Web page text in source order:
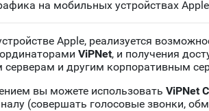
на мобильных устройствах
Apple, реализуется
ViPNet, и получения
серверам и другим корпоративным
вы можете использовать ViPNet
(совершать голосовые звонки,